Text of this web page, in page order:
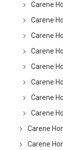
Carene
Carene
Carene
Carene
Carene
Carene
Carene
Carene
Carene
Carene